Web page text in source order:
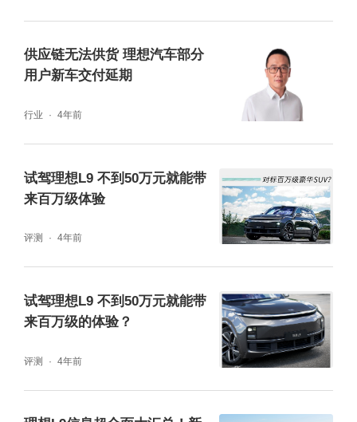
2019年，其在全球首创了无模组电池包CTP，
率先使电池体积利用率突破50%大关。2022
年，宁德时代以麒麟之名，重新定义电池结构
设计，首创大面水冷技术，快充、低温、安
盖世点评：宁德时代一直稳居动力电池企业龙
头之位，与其不断坚持技术创新与迭代不无关
系。
睿蓝汽车正式迈入换电赛道
6月21日，睿蓝汽车正式公布全新品牌标
识、“换电轻出行普及者”的品牌定位，以及“唤
供应链无法供货 理想汽车部分
用户新车交付延期
行业 4年前
试驾理想L9 不到50万元就能带
来百万级体验
评测 4年前
试驾理想L9 不到50万元就能带
来百万级的体验？
评测 4年前